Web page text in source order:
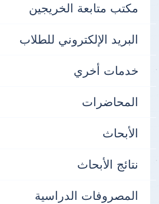
مكتب متابعة الخريجين
البريد الإلكتروني للطلاب
خدمات أخري
المحاضرات
الأبحاث
نتائج الأبحاث
المصروفات الدراسية